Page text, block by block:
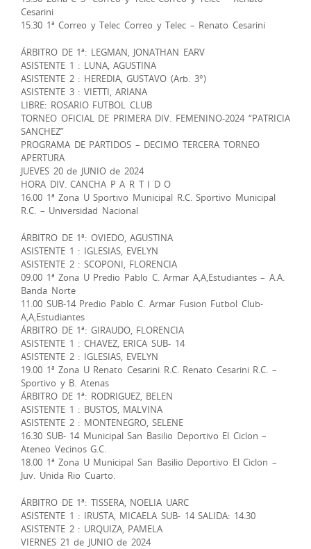
Cesarini
15.30 1ª Correo y Telec Correo y Telec – Renato Cesarini
ÁRBITRO DE 1ª: LEGMAN, JONATHAN EARV
ASISTENTE 1 : LUNA, AGUSTINA
ASISTENTE 2 : HEREDIA, GUSTAVO (Arb. 3°)
ASISTENTE 3 : VIETTI, ARIANA
LIBRE: ROSARIO FUTBOL CLUB
TORNEO OFICIAL DE PRIMERA DIV. FEMENINO-2024 “PATRICIA
SANCHEZ”
PROGRAMA DE PARTIDOS – DECIMO TERCERA TORNEO
APERTURA
JUEVES 20 de JUNIO de 2024
HORA DIV. CANCHA P A R T I D O
16.00 1ª Zona U Sportivo Municipal R.C. Sportivo Municipal
R.C. – Universidad Nacional
ÁRBITRO DE 1ª: OVIEDO, AGUSTINA
ASISTENTE 1 : IGLESIAS, EVELYN
ASISTENTE 2 : SCOPONI, FLORENCIA
09.00 1ª Zona U Predio Pablo C. Armar A,A,Estudiantes – A.A.
Banda Norte
11.00 SUB-14 Predio Pablo C. Armar Fusion Futbol Club-
A,A,Estudiantes
ÁRBITRO DE 1ª: GIRAUDO, FLORENCIA
ASISTENTE 1 : CHAVEZ, ERICA SUB- 14
ASISTENTE 2 : IGLESIAS, EVELYN
19.00 1ª Zona U Renato Cesarini R.C. Renato Cesarini R.C. –
Sportivo y B. Atenas
ÁRBITRO DE 1ª: RODRIGUEZ, BELEN
ASISTENTE 1 : BUSTOS, MALVINA
ASISTENTE 2 : MONTENEGRO, SELENE
16.30 SUB- 14 Municipal San Basilio Deportivo El Ciclon –
Ateneo Vecinos G.C.
18.00 1ª Zona U Municipal San Basilio Deportivo El Ciclon –
Juv. Unida Rio Cuarto.
ÁRBITRO DE 1ª: TISSERA, NOELIA UARC
ASISTENTE 1 : IRUSTA, MICAELA SUB- 14 SALIDA: 14.30
ASISTENTE 2 : URQUIZA, PAMELA
VIERNES 21 de JUNIO de 2024